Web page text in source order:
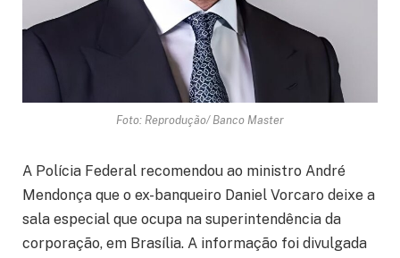
Foto: Reprodução/ Banco Master
A Polícia Federal recomendou ao ministro André
Mendonça que o ex-banqueiro Daniel Vorcaro deixe a
sala especial que ocupa na superintendência da
corporação, em Brasília. A informação foi divulgada